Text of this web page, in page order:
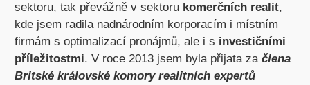
sektoru, tak převážně v sektoru komerčních realit,
kde jsem radila nadnárodním korporacím i místním
firmám s optimalizací pronájmů, ale i s investičními
příležitostmi. V roce 2013 jsem byla přijata za člena
Britské královské komory realitních expertů